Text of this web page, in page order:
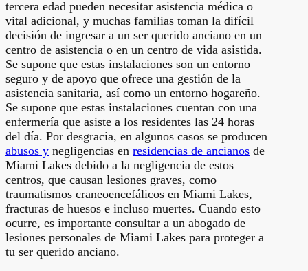
tercera edad pueden necesitar asistencia médica o
vital adicional, y muchas familias toman la difícil
decisión de ingresar a un ser querido anciano en un
centro de asistencia o en un centro de vida asistida.
Se supone que estas instalaciones son un entorno
seguro y de apoyo que ofrece una gestión de la
asistencia sanitaria, así como un entorno hogareño.
Se supone que estas instalaciones cuentan con una
enfermería que asiste a los residentes las 24 horas
del día. Por desgracia, en algunos casos se producen
abusos y negligencias en residencias de ancianos de
Miami Lakes debido a la negligencia de estos
centros, que causan lesiones graves, como
traumatismos craneoencefálicos en Miami Lakes,
fracturas de huesos e incluso muertes. Cuando esto
ocurre, es importante consultar a un abogado de
lesiones personales de Miami Lakes para proteger a
tu ser querido anciano.